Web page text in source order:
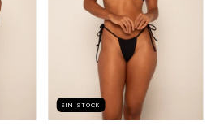
SIN STOCK